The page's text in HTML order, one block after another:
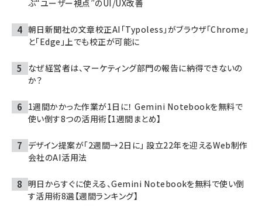
ぶ“ユーザー視点”のUI/UX改善
朝日新聞社の文章校正AI「Typoless」がブラウザ「Chrome」
と「Edge」上でも校正が可能に
なぜ経営者は、マーケティング部門の報告に納得できないの
か？
1週間かかった作業が1日に！ Gemini Notebookを無料で
使い倒す8つの活用術【1週間まとめ】
デザイン提案が「2週間→2日に」 設立22年を迎えるWeb制作
会社のAI活用法
明日からすぐに使える、Gemini Notebookを無料で使い倒
す活用術8選【週間ランキング】